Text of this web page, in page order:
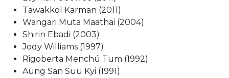
Tawakkol Karman (2011)
Wangari Muta Maathai (2004)
Shirin Ebadi (2003)
Jody Williams (1997)
Rigoberta Menchú Tum (1992)
Aung San Suu Kyi (1991)